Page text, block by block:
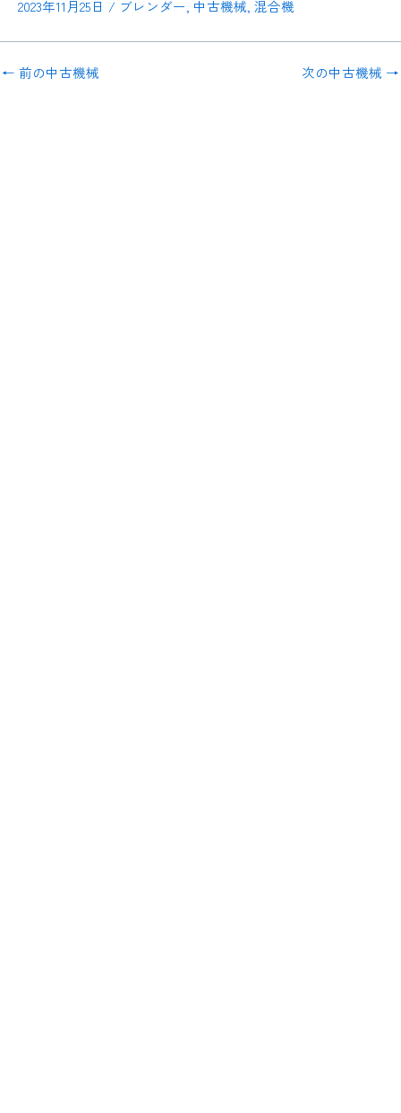
2023年11月25日 / ブレンダー, 中古機械, 混合機
← 前の中古機械 次の中古機械 →